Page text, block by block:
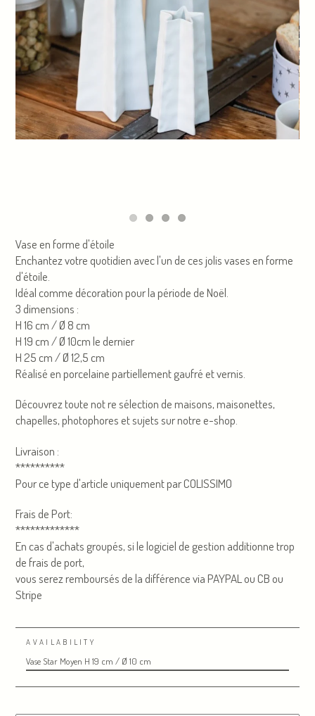
Vase en forme d'étoile
Enchantez votre quotidien avec l'un de ces jolis vases en forme
d'étoile.
Idéal comme décoration pour la période de Noël.
3 dimensions :
H 16 cm / Ø 8 cm
H 19 cm / Ø 10cm le dernier
H 25 cm / Ø 12,5 cm
Réalisé en porcelaine partiellement gaufré et vernis.
Découvrez toute not re sélection de maisons, maisonettes,
chapelles, photophores et sujets sur notre e-shop.
Livraison :
**********
Pour ce type d'article uniquement par COLISSIMO
Frais de Port:
*************
En cas d'achats groupés, si le logiciel de gestion additionne trop
de frais de port,
vous serez remboursés de la différence via PAYPAL ou CB ou
Stripe
AVAILABILITY
Vase Star Moyen H 19 cm / Ø 10 cm